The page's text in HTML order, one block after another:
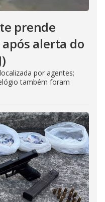
prende
alerta do
por agentes;
também foram